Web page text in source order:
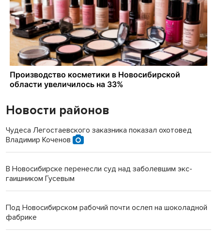
Новости районов
Чудеса Легостаевского заказника показал охотовед
Владимир Коченов
В Новосибирске перенесли суд над заболевшим экс-
гаишником Гусевым
Под Новосибирском рабочий почти ослеп на шоколадной
фабрике